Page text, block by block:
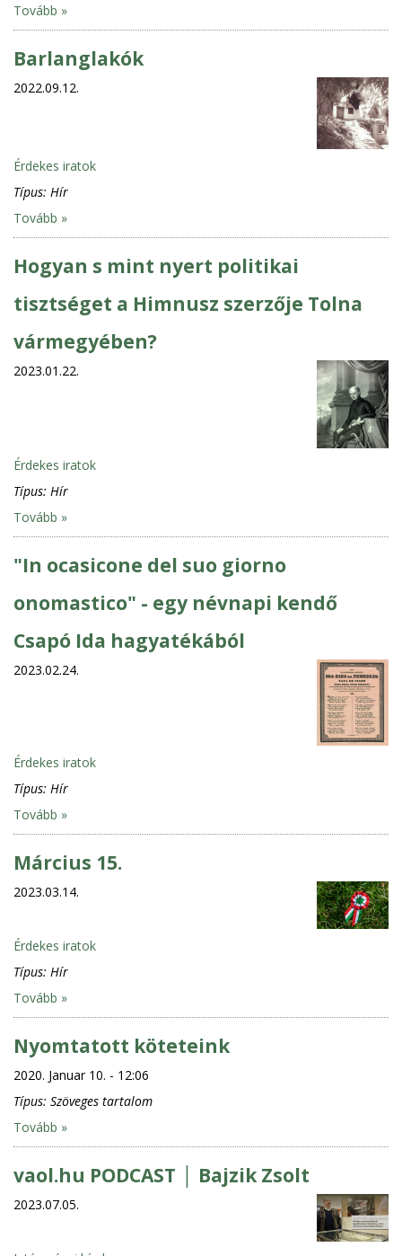
Tovább »
Barlanglakók
2022.09.12.
Érdekes iratok
Típus: Hír
Tovább »
Hogyan s mint nyert politikai
tisztséget a Himnusz szerzője Tolna
vármegyében?
2023.01.22.
Érdekes iratok
Típus: Hír
Tovább »
"In ocasicone del suo giorno
onomastico" - egy névnapi kendő
Csapó Ida hagyatékából
2023.02.24.
Érdekes iratok
Típus: Hír
Tovább »
Március 15.
2023.03.14.
Érdekes iratok
Típus: Hír
Tovább »
Nyomtatott köteteink
2020. Januar 10. - 12:06
Típus: Szöveges tartalom
Tovább »
vaol.hu PODCAST │ Bajzik Zsolt
2023.07.05.